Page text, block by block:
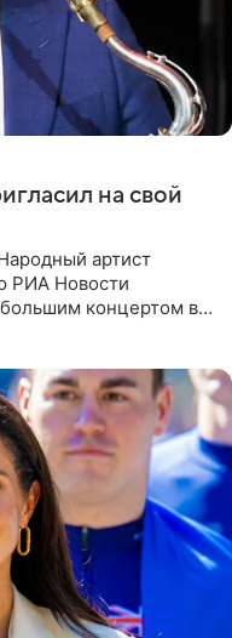
на свой
артист
РИА Новости
концертом в